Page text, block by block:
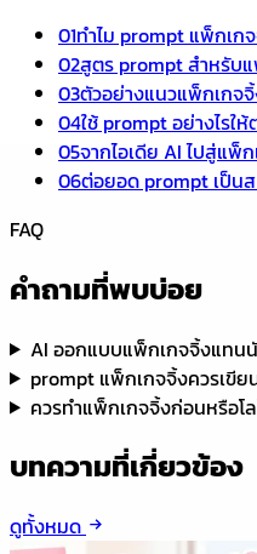
01ทำไม prompt แพ็กเก
02สูตร prompt สำหรับ
03ตัวอย่างแนวแพ็กเกจ
04ใช้ prompt อย่างไรใ
05จากไอเดีย AI ไปสู่แพ็
06ต่อยอด prompt เป็น
FAQ
คำถามที่พบบ่อย
AI ออกแบบแพ็กเกจจิ้งแทน
prompt แพ็กเกจจิ้งควรเขี
ควรทำแพ็กเกจจิ้งก่อนหรือโ
บทความที่เกี่ยวข้อง
ดูทั้งหมด